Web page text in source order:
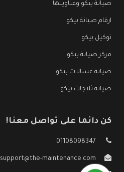
صيانة بيكو وعناوينها
ارقام صيانة بيكو
توكيل بيكو
مركز صيانة بيكو
صيانة غسالات بيكو
صيانة ثلاجات بيكو
كن دائما على تواصل معنا!
01108098347
support@the-maintenance.com